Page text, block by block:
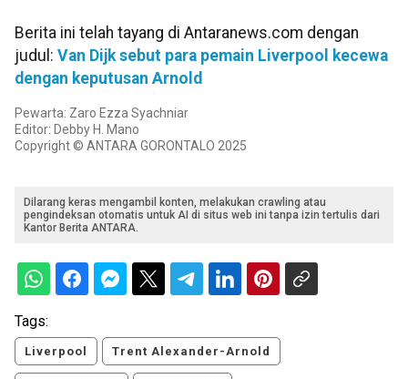
Berita ini telah tayang di Antaranews.com dengan
judul: Van Dijk sebut para pemain Liverpool kecewa
dengan keputusan Arnold
Pewarta: Zaro Ezza Syachniar
Editor: Debby H. Mano
Copyright © ANTARA GORONTALO 2025
Dilarang keras mengambil konten, melakukan crawling atau
pengindeksan otomatis untuk AI di situs web ini tanpa izin tertulis dari
Kantor Berita ANTARA.
Tags:
Liverpool Trent Alexander-Arnold